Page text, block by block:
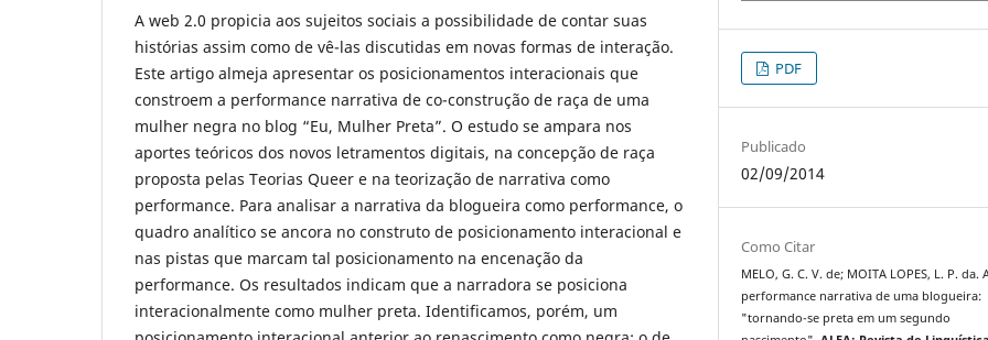
A web 2.0 propicia aos sujeitos sociais a possibilidade de contar suas
histórias assim como de vê-las discutidas em novas formas de interação.
Este artigo almeja apresentar os posicionamentos interacionais que
constroem a performance narrativa de co-construção de raça de uma
mulher negra no blog “Eu, Mulher Preta”. O estudo se ampara nos
aportes teóricos dos novos letramentos digitais, na concepção de raça
proposta pelas Teorias Queer e na teorização de narrativa como
performance. Para analisar a narrativa da blogueira como performance, o
quadro analítico se ancora no construto de posicionamento interacional e
nas pistas que marcam tal posicionamento na encenação da
performance. Os resultados indicam que a narradora se posiciona
interacionalmente como mulher preta. Identificamos, porém, um
PDF
Publicado
02/09/2014
Como Citar
MELO, G. C. V. de; MOITA LOPES, L. P. da.
performance narrativa de uma blogueira:
"tornando-se preta em um segundo